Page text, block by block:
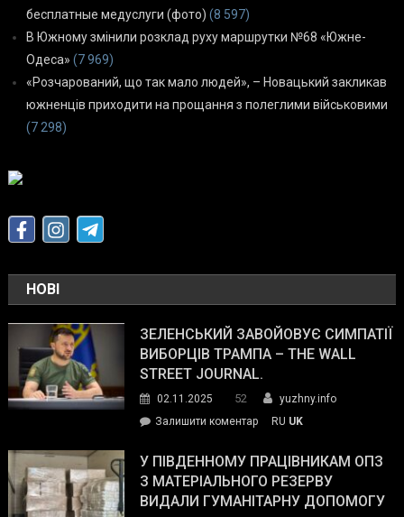
бесплатные медуслуги (фото) (8 597)
В Южному змінили розклад руху маршрутки №68 «Южне-
Одеса» (7 969)
«Розчарований, що так мало людей», – Новацький закликав
южненців приходити на прощання з полеглими військовими
(7 298)
НОВІ
ЗЕЛЕНСЬКИЙ ЗАВОЙОВУЄ СИМПАТІЇ
ВИБОРЦІВ ТРАМПА – THE WALL
STREET JOURNAL.
02.11.2025 52
yuzhny.info
Залишити коментарon
завойовує
симпатії
виборців
RU UK
У ПІВДЕННОМУ ПРАЦІВНИКАМ ОПЗ
З МАТЕРІАЛЬНОГО РЕЗЕРВУ
ВИДАЛИ ГУМАНІТАРНУ ДОПОМОГУ